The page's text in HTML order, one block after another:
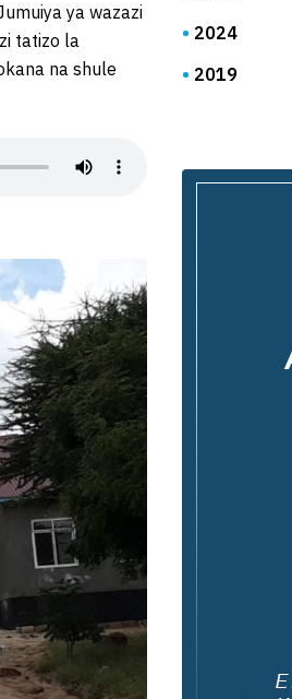
ya wazazi
tatizo la
na shule
2024
2019